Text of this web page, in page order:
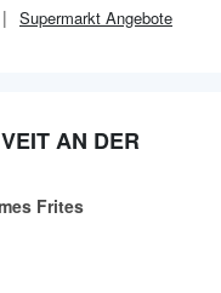
Supermarkt Angebote
AN DER
Frites